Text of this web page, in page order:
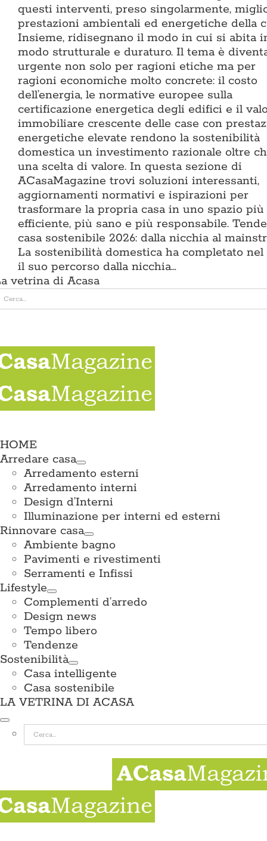
questi interventi, preso singolarmente,
prestazioni ambientali ed energetiche della
Insieme, ridisegnano il modo in cui si abita
modo strutturale e duraturo. Il tema è
urgente non solo per ragioni etiche ma per
ragioni economiche molto concrete: il costo
dell’energia, le normative europee sulla
certificazione energetica degli edifici e il
immobiliare crescente delle case con
energetiche elevate rendono la sostenibilità
domestica un investimento razionale oltre
una scelta di valore. In questa sezione di
ACasaMagazine trovi soluzioni interessanti,
aggiornamenti normativi e ispirazioni per
trasformare la propria casa in uno spazio più
efficiente, più sano e più responsabile.
casa sostenibile 2026: dalla nicchia al
La sostenibilità domestica ha completato nel
il suo percorso dalla nicchia…
vetrina di Acasa
HOME
Arredare casa
Arredamento esterni
Arredamento interni
Design d’Interni
Illuminazione per interni ed esterni
Rinnovare casa
Ambiente bagno
Pavimenti e rivestimenti
Serramenti e Infissi
Lifestyle
Complementi d’arredo
Design news
Tempo libero
Tendenze
Sostenibilità
Casa intelligente
Casa sostenibile
LA VETRINA DI ACASA
Cerca
per: